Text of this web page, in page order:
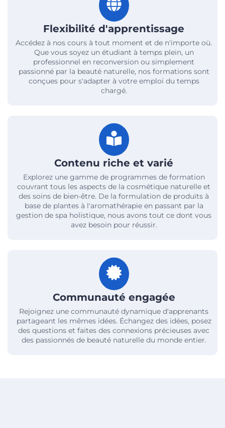
Flexibilité d'apprentissage
Accédez à nos cours à tout moment et de n'importe où.
Que vous soyez un étudiant à temps plein, un
professionnel en reconversion ou simplement
passionné par la beauté naturelle, nos formations sont
conçues pour s'adapter à votre emploi du temps
chargé.
Contenu riche et varié
Explorez une gamme de programmes de formation
couvrant tous les aspects de la cosmétique naturelle et
des soins de bien-être. De la formulation de produits à
base de plantes à l'aromathérapie en passant par la
gestion de spa holistique, nous avons tout ce dont vous
avez besoin pour réussir.
Communauté engagée
Rejoignez une communauté dynamique d'apprenants
partageant les mêmes idées. Échangez des idées, posez
des questions et faites des connexions précieuses avec
des passionnés de beauté naturelle du monde entier.